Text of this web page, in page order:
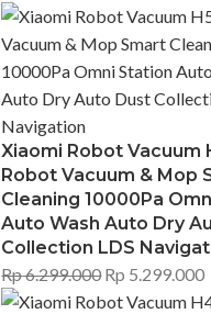
Xiaomi Robot Vacuum
Robot Vacuum & Mop
Cleaning 10000Pa
Auto Wash Auto Dry
Collection LDS
Rp6.299.000Rp 5.299.000